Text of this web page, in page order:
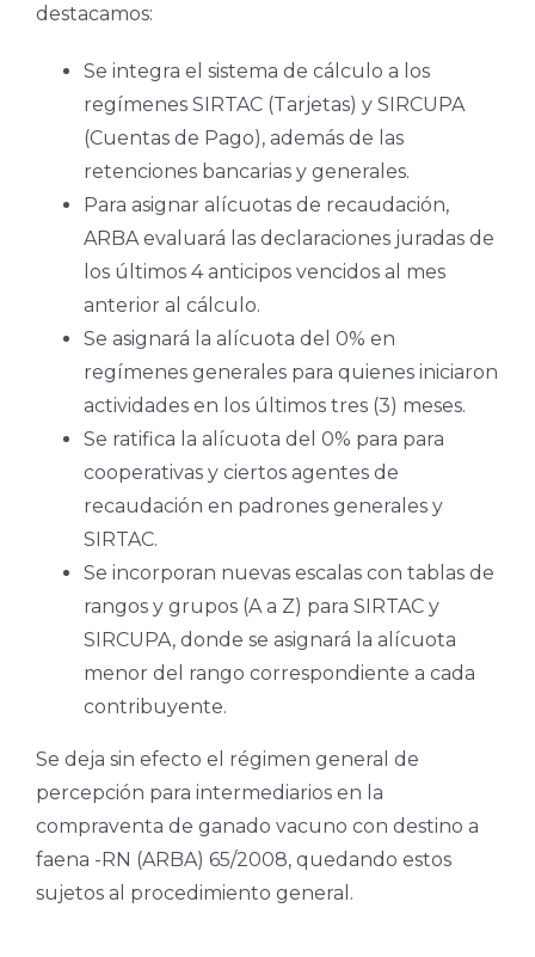
destacamos:
Se integra el sistema de cálculo a los
regímenes SIRTAC (Tarjetas) y SIRCUPA
(Cuentas de Pago), además de las
retenciones bancarias y generales.
Para asignar alícuotas de recaudación,
ARBA evaluará las declaraciones juradas de
los últimos 4 anticipos vencidos al mes
anterior al cálculo.
Se asignará la alícuota del 0% en
regímenes generales para quienes iniciaron
actividades en los últimos tres (3) meses.
Se ratifica la alícuota del 0% para para
cooperativas y ciertos agentes de
recaudación en padrones generales y
SIRTAC.
Se incorporan nuevas escalas con tablas de
rangos y grupos (A a Z) para SIRTAC y
SIRCUPA, donde se asignará la alícuota
menor del rango correspondiente a cada
contribuyente.
Se deja sin efecto el régimen general de
percepción para intermediarios en la
compraventa de ganado vacuno con destino a
faena -RN (ARBA) 65/2008, quedando estos
sujetos al procedimiento general.